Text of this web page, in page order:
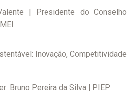
| Presidente do Conselho
Inovação, Competitividade
Bruno Pereira da Silva | PIEP